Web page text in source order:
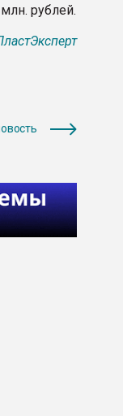
рублей.